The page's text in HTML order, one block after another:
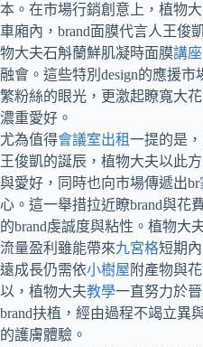
本。在市場行銷創意上，植物
車廂內，brand面膜代言人王俊
物大夫石斛蘭鮮肌凝時面膜講座
融會。這些特別design的應援市
繁粉絲的眼光，更激起瞭寬大
濃重愛好。
尤為值得會議室出租一提的是
王俊凱的誕辰，植物大夫以此
與愛好，同時也向市場傳遞出br
心。這一舉措拉近瞭brand與花
的brand虔誠度與粘性。植物大
流量盈利雖能帶來九宮格短期
遠成長仍需依小樹屋 附產物與
以，植物大夫教學一直努力於
brand扶植，經由過程不竭立異
的護膚體驗。